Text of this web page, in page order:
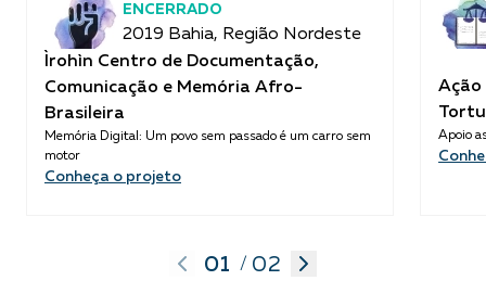
ENCERRADO
2019 Bahia, Região Nordeste
Ìrohìn Centro de Documentação,
Comunicação e Memória Afro-
Brasileira
Memória Digital: Um povo sem passado é um carro sem
motor
Conheça o projeto
Ação
Apoio
01 / 02